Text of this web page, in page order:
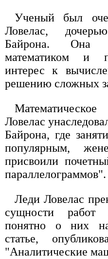
Ученый был
Ловелас,
Байрона. Она
математиком и
интерес к
решению сложных
Ловелас
Байрона, где
популярным,
присвоили
параллелограммов".
Леди Ловелас
сущности
понятно о них
статье,
"Аналитические